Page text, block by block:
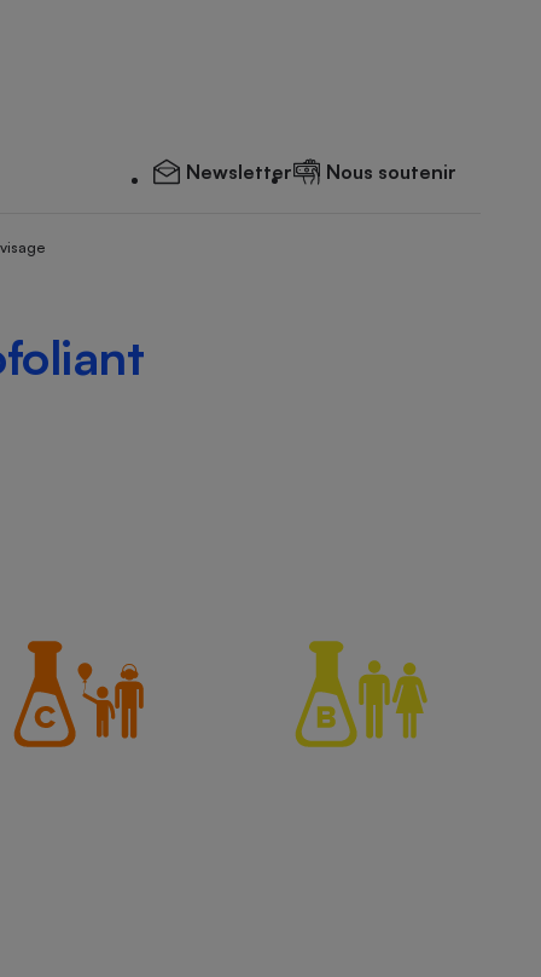
Newsletter Nous soutenir